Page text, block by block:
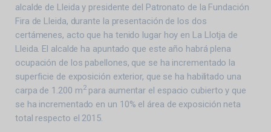
alcalde de Lleida y presidente del Patronato de la Fundación
Fira de Lleida, durante la presentación de los dos
certámenes, acto que ha tenido lugar hoy en La Llotja de
Lleida. El alcalde ha apuntado que este año habrá plena
ocupación de los pabellones, que se ha incrementado la
superficie de exposición exterior, que se ha habilitado una
carpa de 1.200 m2para aumentar el espacio cubierto y que
se ha incrementado en un 10% el área de exposición neta
total respecto el 2015.